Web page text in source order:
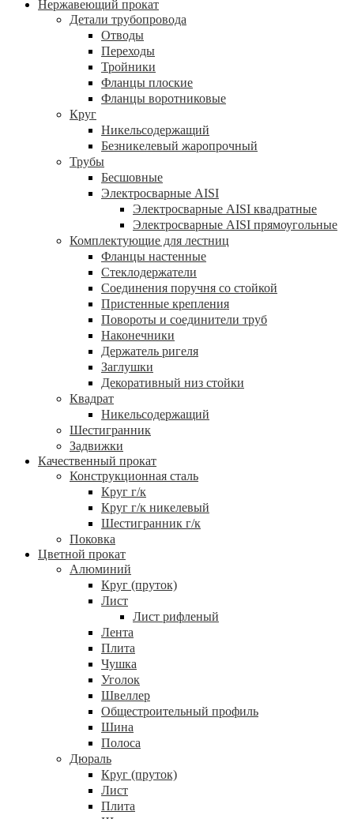
Нержавеющий прокат
Детали трубопровода
Отводы
Переходы
Тройники
Фланцы плоские
Фланцы воротниковые
Круг
Никельсодержащий
Безникелевый жаропрочный
Трубы
Бесшовные
Электросварные AISI
Электросварные AISI квадратные
Электросварные AISI прямоугольные
Комплектующие для лестниц
Фланцы настенные
Стеклодержатели
Соединения поручня со стойкой
Пристенные крепления
Повороты и соединители труб
Наконечники
Держатель ригеля
Заглушки
Декоративный низ стойки
Квадрат
Никельсодержащий
Шестигранник
Задвижки
Качественный прокат
Конструкционная сталь
Круг г/к
Круг г/к никелевый
Шестигранник г/к
Поковка
Цветной прокат
Алюминий
Круг (пруток)
Лист
Лист рифленый
Лента
Плита
Чушка
Уголок
Швеллер
Общестроительный профиль
Шина
Полоса
Дюраль
Круг (пруток)
Лист
Плита